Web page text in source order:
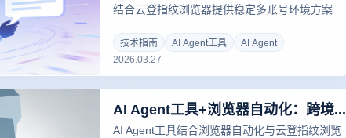
结合云登指纹浏览器提供稳定多账号环境方案，
技术指南 AI Agent工具
AI Agent
2026.03.27
AI Agent工具+浏览器自动化：跨境电商效率提升方案
AI Agent工具结合浏览器自动化与云登指纹浏览